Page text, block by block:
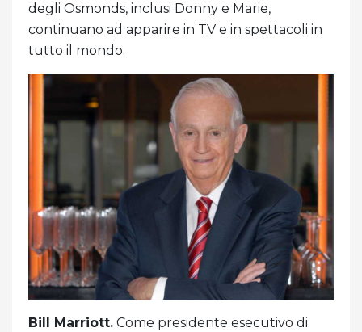
degli Osmonds, inclusi Donny e Marie,
continuano ad apparire in TV e in spettacoli in
tutto il mondo.
Bill Marriott. Come presidente esecutivo di